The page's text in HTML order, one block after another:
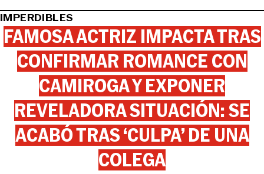
IMPERDIBLES
FAMOSA ACTRIZ IMPACTA TRAS
CONFIRMAR ROMANCE CON
CAMIROGA Y EXPONER
REVELADORA SITUACIÓN: SE
ACABÓ TRAS ‘CULPA’ DE UNA
COLEGA